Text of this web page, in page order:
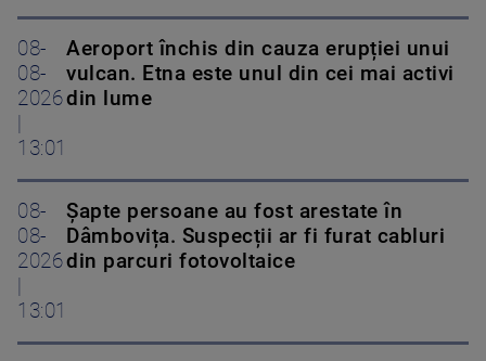
08-
08-
2026
13:01
Aeroport închis din cauza erupției unui
vulcan. Etna este unul din cei mai activi
din lume
08-
08-
2026
13:01
Șapte persoane au fost arestate în
Dâmbovița. Suspecții ar fi furat cabluri
din parcuri fotovoltaice